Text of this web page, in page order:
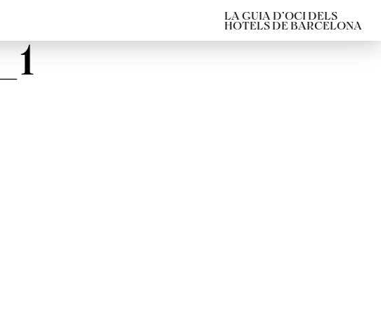
LA GUIA D’OCI DELS
HOTELS DE BARCELONA